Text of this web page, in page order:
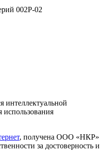
002Р-02
использования
, получена ООО «НКР»
за достоверность и